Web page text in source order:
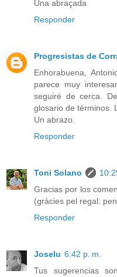
Una abraçada
Responder
Progresistas de
Enhorabuena,
parece muy
seguiré de cerca.
glosario de términos.
Un abrazo.
Responder
Toni Solano
Gracias por los
(gràcies pel regal:
Responder
Joselu 6:42 p. m.
Tus sugerencias